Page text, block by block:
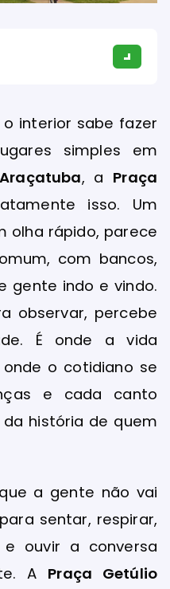
interior sabe fazer
simples em
Araçatuba, a Praça
isso. Um
olha rápido, parece
com bancos,
gente indo e vindo.
observar, percebe
É onde a vida
o cotidiano se
e cada canto
história de quem
a gente não vai
sentar, respirar,
ouvir a conversa
A Praça Getúlio